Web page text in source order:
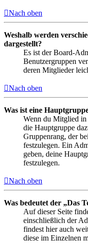
Nach oben
Weshalb werden
dargestellt?
Es ist der Board-
Benutzergruppen
deren Mitglieder
Nach oben
Was ist eine
Wenn du Mitglied in
die Hauptgruppe
Gruppenrang, der
festzulegen. Ein
geben, deine
festzulegen.
Nach oben
Was bedeutet der „Das
Auf dieser Seite
einschließlich der
findest hier auch
diese im Einzelnen